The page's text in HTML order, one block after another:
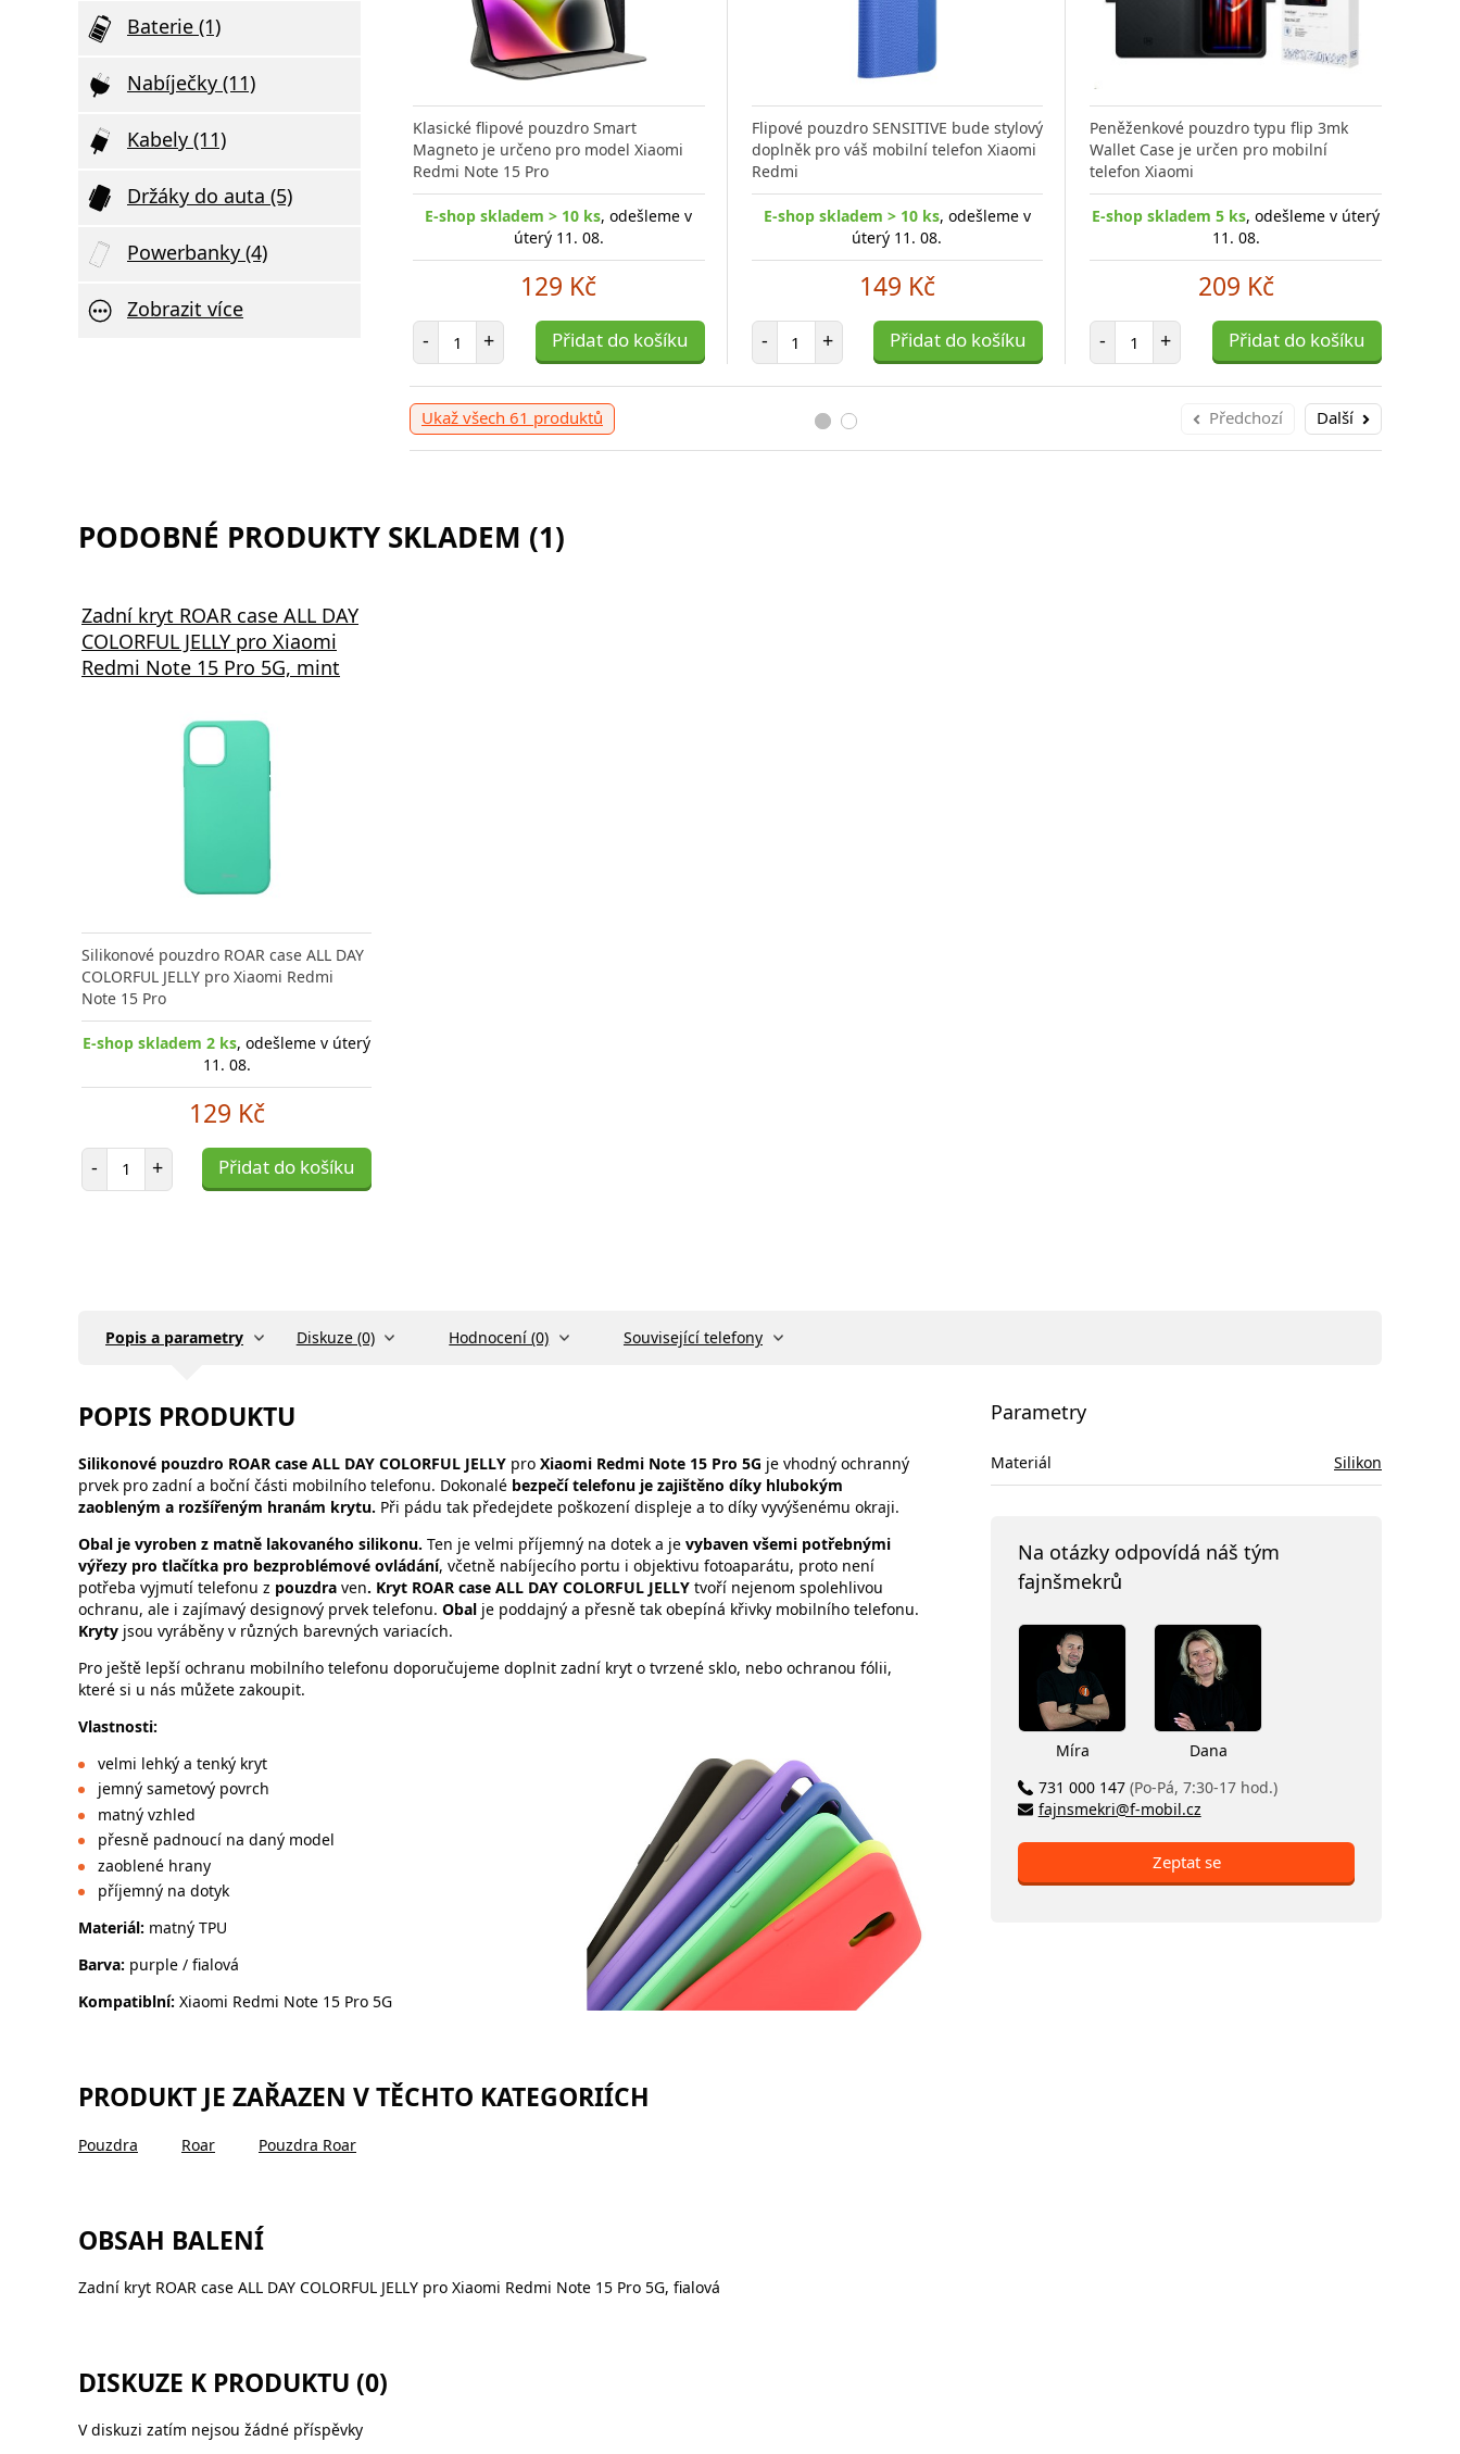
Baterie (1)
Nabíječky (11)
Kabely (11)
Držáky do auta (5)
Powerbanky (4)
Zobrazit více
Klasické flipové pouzdro Smart
Magneto je určeno pro model Xiaomi
Redmi Note 15 Pro
E-shop skladem > 10 ks, odešleme v
úterý 11. 08.
129 Kč
- Počet položek
+ Přidat do košíku
Flipové pouzdro SENSITIVE bude stylový
doplněk pro váš mobilní telefon Xiaomi
Redmi
E-shop skladem > 10 ks, odešleme v
úterý 11. 08.
149 Kč
- Počet položek
+ Přidat do košíku
Peněženkové pouzdro typu flip 3mk
Wallet Case je určen pro mobilní
telefon Xiaomi
E-shop skladem 5 ks, odešleme v úterý
11. 08.
209 Kč
- Počet položek
+ Přidat do košíku
Ukaž všech 61 produktů Předchozí Další
PODOBNÉ PRODUKTY SKLADEM (1)
Zadní kryt ROAR case ALL DAY
COLORFUL JELLY pro Xiaomi
Redmi Note 15 Pro 5G, mint
Silikonové pouzdro ROAR case ALL DAY
COLORFUL JELLY pro Xiaomi Redmi
Note 15 Pro
E-shop skladem 2 ks, odešleme v úterý
11. 08.
129 Kč
- Počet položek
+ Přidat do košíku
Popis a parametry Diskuze (0) Hodnocení (0) Související telefony
POPIS PRODUKTU
Silikonové pouzdro ROAR case ALL DAY COLORFUL JELLY pro Xiaomi Redmi Note 15 Pro 5G je vhodný ochranný
prvek pro zadní a boční části mobilního telefonu. Dokonalé bezpečí telefonu je zajištěno díky hlubokým
zaobleným a rozšířeným hranám krytu. Při pádu tak předejdete poškození displeje a to díky vyvýšenému okraji.
Obal je vyroben z matně lakovaného silikonu. Ten je velmi příjemný na dotek a je vybaven všemi potřebnými
výřezy pro tlačítka pro bezproblémové ovládání, včetně nabíjecího portu i objektivu fotoaparátu, proto není
potřeba vyjmutí telefonu z pouzdra ven. Kryt ROAR case ALL DAY COLORFUL JELLY tvoří nejenom spolehlivou
ochranu, ale i zajímavý designový prvek telefonu. Obal je poddajný a přesně tak obepíná křivky mobilního telefonu.
Kryty jsou vyráběny v různých barevných variacích.
Pro ještě lepší ochranu mobilního telefonu doporučujeme doplnit zadní kryt o tvrzené sklo, nebo ochranou fólii,
které si u nás můžete zakoupit.
Vlastnosti:
velmi lehký a tenký kryt
jemný sametový povrch
matný vzhled
přesně padnoucí na daný model
zaoblené hrany
příjemný na dotyk
Materiál: matný TPU
Barva: purple / fialová
Kompatiblní: Xiaomi Redmi Note 15 Pro 5G
PRODUKT JE ZAŘAZEN V TĚCHTO KATEGORIÍCH
Pouzdra Roar Pouzdra Roar
OBSAH BALENÍ
Zadní kryt ROAR case ALL DAY COLORFUL JELLY pro Xiaomi Redmi Note 15 Pro 5G, fialová
DISKUZE K PRODUKTU (0)
V diskuzi zatím nejsou žádné příspěvky
Parametry
Materiál Silikon
Na otázky odpovídá náš tým
fajnšmekrů
Míra
Dana
731 000 147 (Po-Pá, 7:30-17 hod.)
fajnsmekri@f-mobil.cz
Zeptat se